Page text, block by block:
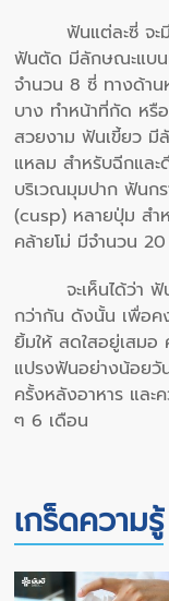
ฟันแต่ละซี่ จ
ฟันตัด มีลักษณะแบน
จำนวน 8 ซี่ ทางด้า
บาง ทำหน้าที่กัด หรื
สวยงาม ฟันเขี้ยว
แหลม สำหรับฉีกแล
บริเวณมุมปาก ฟันก
(cusp) หลายปุ่ม สำ
คล้ายโม่ มีจำนวน
จะเห็นได้ว่า
กว่ากัน ดังนั้น เพื่อค
ยิ้มให้ สดใสอยู่เสมอ
แปรงฟันอย่างน้อยวั
ครั้งหลังอาหาร แล
ๆ 6 เดือน
เกร็ดความรู้